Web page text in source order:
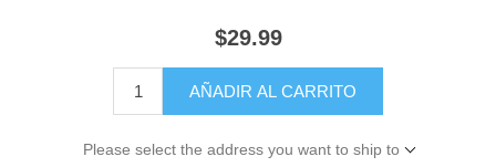
$29.99
AÑADIR AL CARRITO
Please select the address you want to ship to